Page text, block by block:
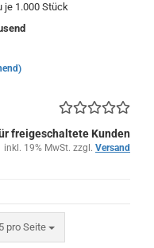
je 1.000 Stück
freigeschaltete Kunden
inkl. 19% MwSt. zzgl. Versand
pro Seite
Seite